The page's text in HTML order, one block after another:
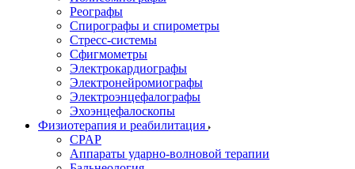
Реографы
Спирографы и спирометры
Стресс-системы
Сфигмометры
Электрокардиографы
Электронейромиографы
Электроэнцефалографы
Эхоэнцефалоскопы
Физиотерапия и реабилитация
CPAP
Аппараты ударно-волновой терапии